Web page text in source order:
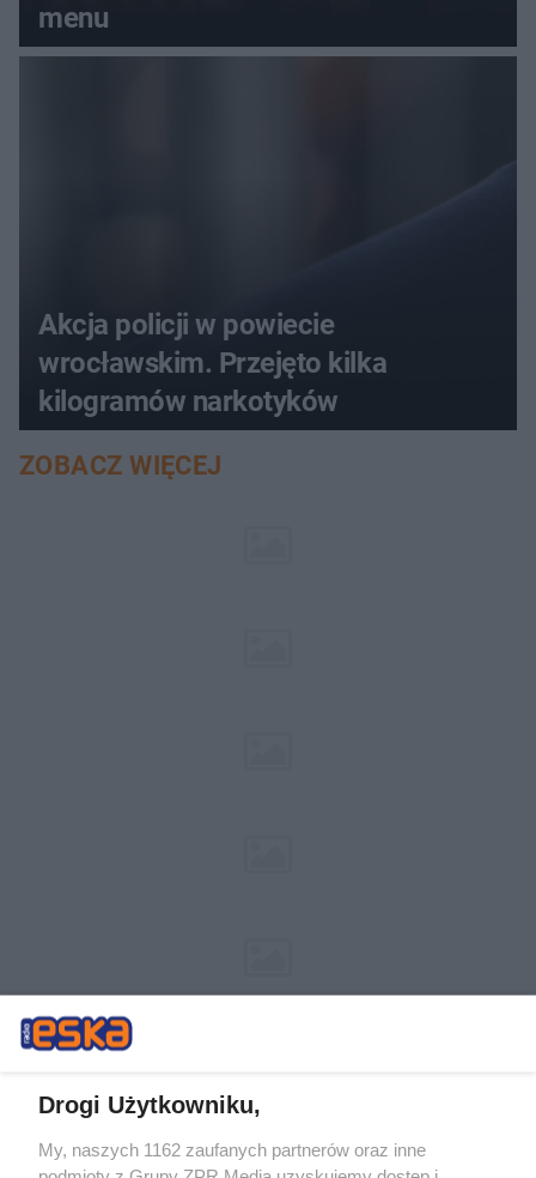
menu
Akcja policji w powiecie
wrocławskim. Przejęto kilka
kilogramów narkotyków
ZOBACZ WIĘCEJ
Żaden utwór zamieszczony w serwisie nie może być powielany i
Drogi Użytkowniku,
My, naszych 1162 zaufanych partnerów oraz inne